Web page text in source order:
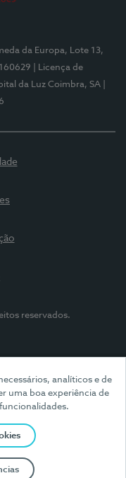
analíticos e de
uma boa experiência de
da Europa, Lote 13,
| Licença de
da Luz Coimbra, SA
reservados.